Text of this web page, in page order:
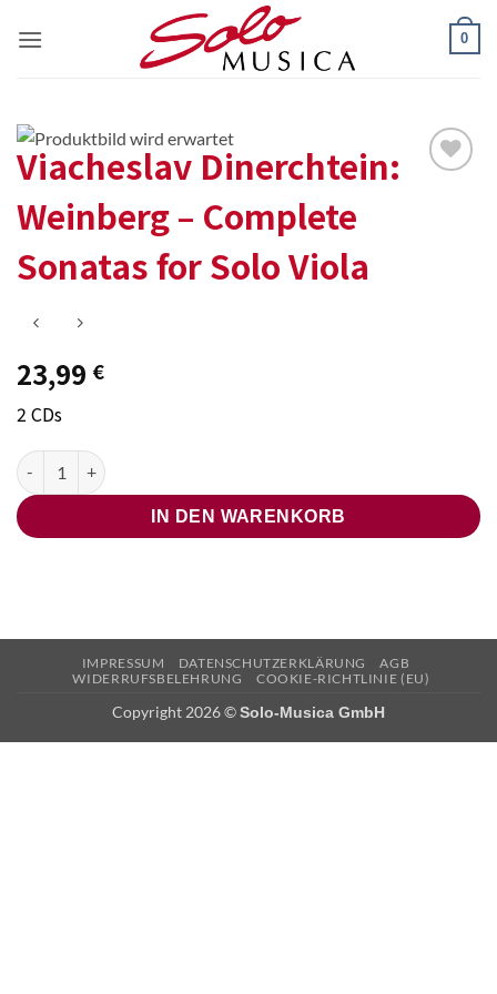
Inhalt
0
Viacheslav Dinerchtein:
Weinberg – Complete
Sonatas for Solo Viola
23,99 €
2 CDs
Viacheslav Dinerchtein: Weinberg - Complete Sonatas for Solo
IN DEN WARENKORB
IMPRESSUM DATENSCHUTZERKLÄRUNG
AGB
WIDERRUFSBELEHRUNG
COOKIE-RICHTLINIE (EU)
Copyright 2026 ©Solo-Musica GmbH